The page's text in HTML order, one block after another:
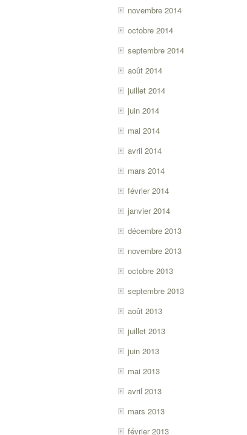
novembre 2014
octobre 2014
septembre 2014
août 2014
juillet 2014
juin 2014
mai 2014
avril 2014
mars 2014
février 2014
janvier 2014
décembre 2013
novembre 2013
octobre 2013
septembre 2013
août 2013
juillet 2013
juin 2013
mai 2013
avril 2013
mars 2013
février 2013